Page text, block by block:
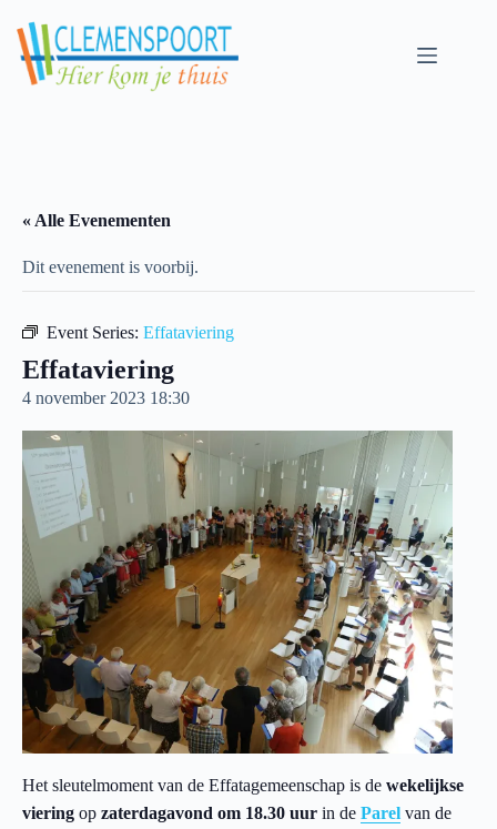
content
« Alle Evenementen
Dit evenement is voorbij.
Event Series: Effataviering
Effataviering
4 november 2023 18:30
Het sleutelmoment van de Effatagemeenschap is de wekelijkse
viering op zaterdagavond om 18.30 uur in de Parel van de